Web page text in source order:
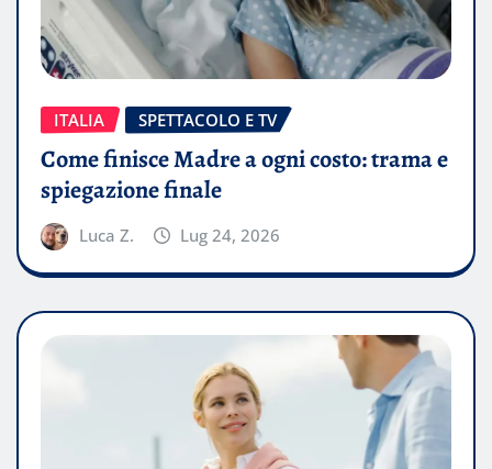
ITALIA SPETTACOLO E TV
Come finisce Madre a ogni costo: trama e
spiegazione finale
Luca Z. Lug 24, 2026